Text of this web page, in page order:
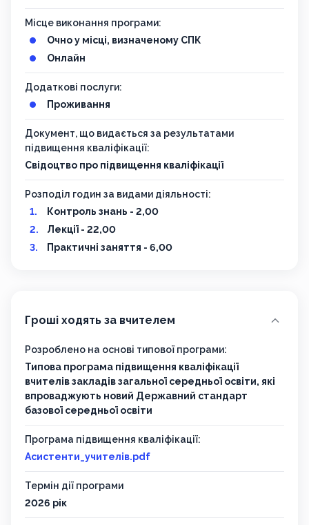
Місце виконання програми:
Очно у місці, визначеному СПК
Онлайн
Додаткові послуги:
Проживання
Документ, що видається за результатами
підвищення кваліфікації:
Свідоцтво про підвищення кваліфікації
Розподіл годин за видами діяльності:
Контроль знань - 2,00
Лекції - 22,00
Практичні заняття - 6,00
Гроші ходять за вчителем
Розроблено на основі типової програми:
Типова програма підвищення кваліфікації
вчителів закладів загальної середньої освіти, які
впроваджують новий Державний стандарт
базової середньої освіти
Програма підвищення кваліфікації:
Асистенти_учителів.pdf
Термін дії програми
2026 рік